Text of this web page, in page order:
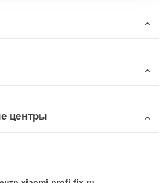
центры